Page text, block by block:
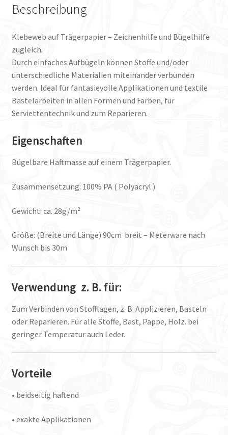
Beschreibung
Klebeweb auf Trägerpapier – Zeichenhilfe und Bügelhilfe
zugleich.
Durch einfaches Aufbügeln können Stoffe und/oder
unterschiedliche Materialien miteinander verbunden
werden. Ideal für fantasievolle Applikationen und textile
Bastelarbeiten in allen Formen und Farben, für
Serviettentechnik und zum Reparieren.
Eigenschaften
Bügelbare Haftmasse auf einem Trägerpapier.
Zusammensetzung: 100% PA ( Polyacryl )
Gewicht: ca. 28g/m²
Größe: (Breite und Länge) 90cm breit – Meterware nach
Wunsch bis 30m
Verwendung z. B. für:
Zum Verbinden von Stofflagen, z. B. Applizieren, Basteln
oder Reparieren. Für alle Stoffe, Bast, Pappe, Holz. bei
geringer Temperatur auch Leder.
Vorteile
• beidseitig haftend
• exakte Applikationen